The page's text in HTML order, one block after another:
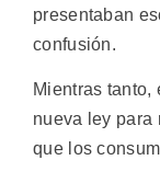
presentaban
confusión.
Mientras tanto,
nueva ley para
que los